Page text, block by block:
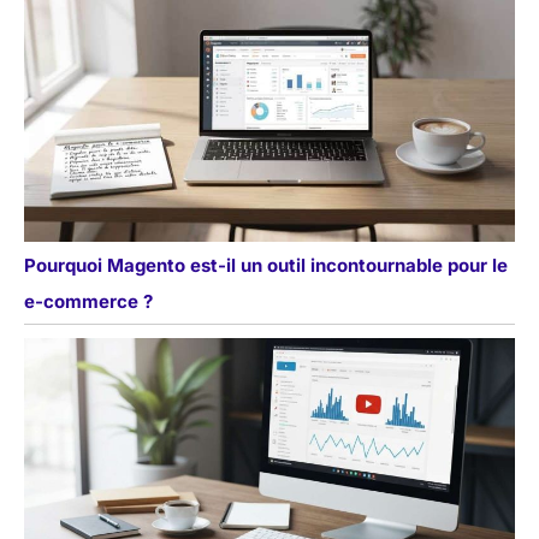
Pourquoi Magento est-il un outil incontournable pour le
e-commerce ?